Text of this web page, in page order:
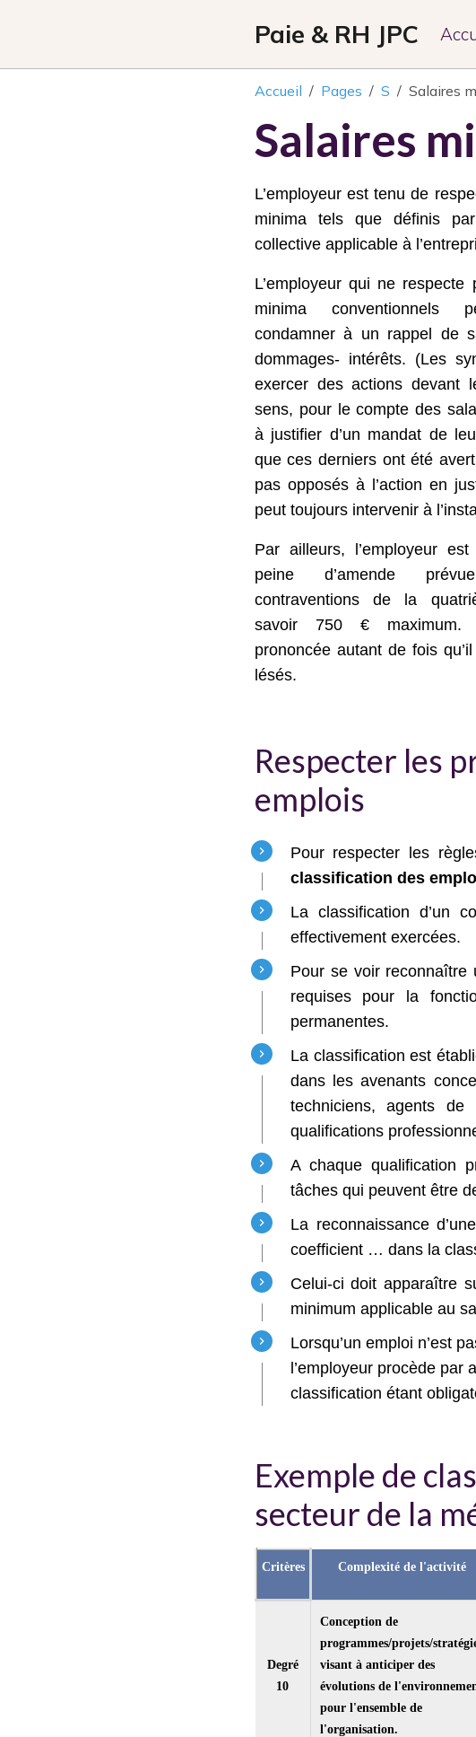
Paie & RH JPC
Accueil Pages S Salaires
Salaires
L’employeur est tenu de
minima tels que définis
collective applicable à
L’employeur qui ne respecte
minima
condamner à un rappel de
dommages- intérêts. (Les
exercer des actions devant
sens, pour le compte des
à justifier d’un mandat de
que ces derniers ont été
pas opposés à l’action en
peut toujours intervenir à
Par ailleurs, l’employeur
peine d’amende
contraventions de la
savoir 750 € maximum.
prononcée autant de fois
lésés.
Respecter les
emplois
Pour respecter les
classification des
La classification d’un
effectivement exercées.
Pour se voir reconnaître
requises pour la
permanentes.
La classification est
dans les avenants
techniciens, agents
qualifications
A chaque qualification
tâches qui peuvent être
La reconnaissance
coefficient … dans la
Celui-ci doit apparaître
minimum applicable au
Lorsqu’un emploi n’est
l’employeur procède par
classification étant
Exemple de
secteur de la
Critères Complexité de l'activité
Degré
10
Conception de
programmes/projets/
visant à anticiper des
évolutions de
pour l'ensemble de
l'organisation.